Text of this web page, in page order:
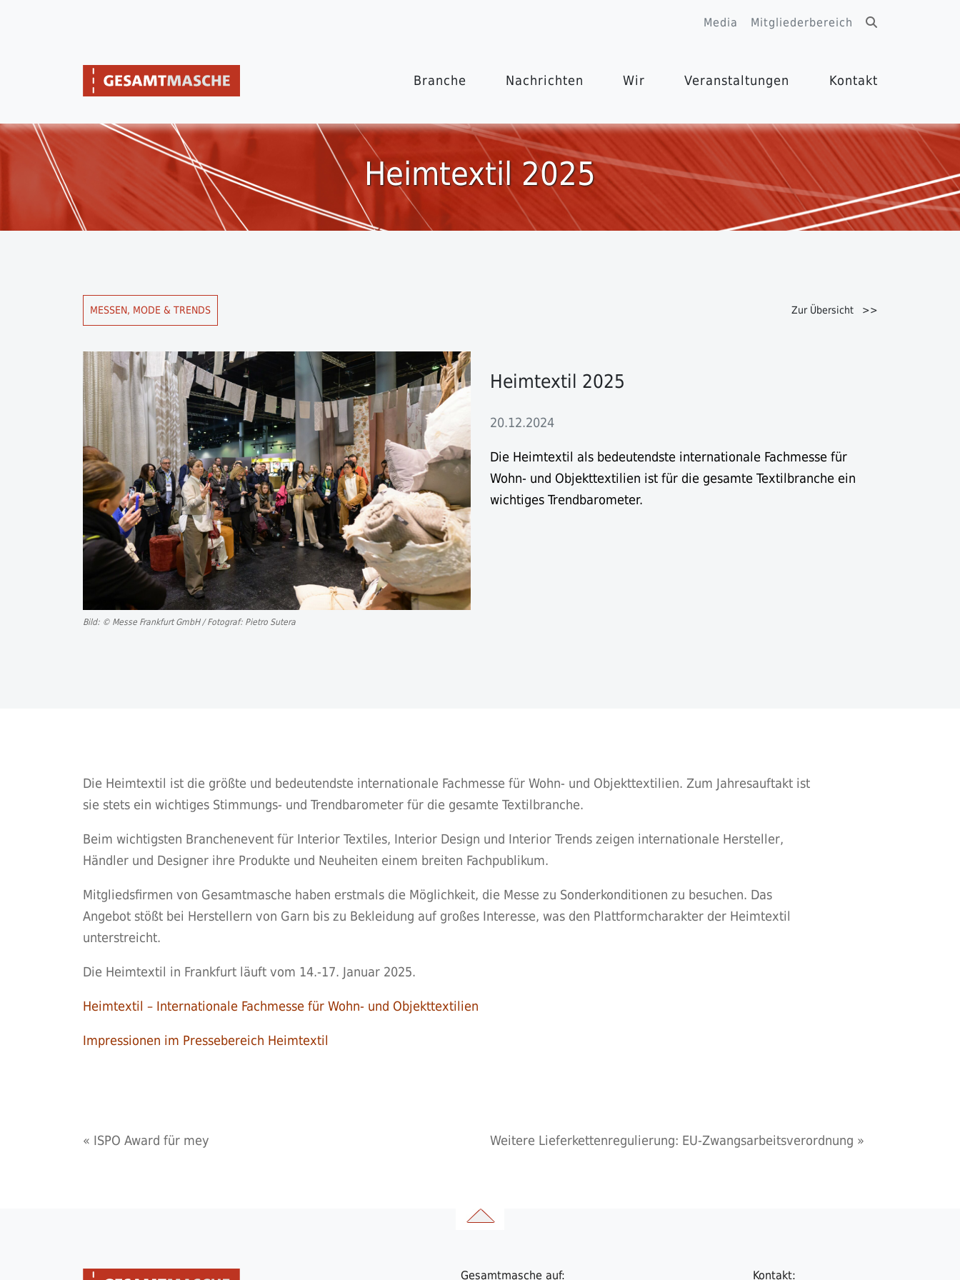
Media Mitgliederbereich
Branche Nachrichten Wir Veranstaltungen Kontakt
Heimtextil 2025
MESSEN, MODE & TRENDS Zur Übersicht >>
Bild: © Messe Frankfurt GmbH / Fotograf: Pietro Sutera
Heimtextil 2025
20.12.2024
Die Heimtextil als bedeutendste internationale Fachmesse für
Wohn- und Objekttextilien ist für die gesamte Textilbranche ein
wichtiges Trendbarometer.
Die Heimtextil ist die größte und bedeutendste internationale Fachmesse für Wohn- und Objekttextilien. Zum Jahresauftakt ist
sie stets ein wichtiges Stimmungs- und Trendbarometer für die gesamte Textilbranche.
Beim wichtigsten Branchenevent für Interior Textiles, Interior Design und Interior Trends zeigen internationale Hersteller,
Händler und Designer ihre Produkte und Neuheiten einem breiten Fachpublikum.
Mitgliedsfirmen von Gesamtmasche haben erstmals die Möglichkeit, die Messe zu Sonderkonditionen zu besuchen. Das
Angebot stößt bei Herstellern von Garn bis zu Bekleidung auf großes Interesse, was den Plattformcharakter der Heimtextil
unterstreicht.
Die Heimtextil in Frankfurt läuft vom 14.-17. Januar 2025.
Heimtextil – Internationale Fachmesse für Wohn- und Objekttextilien
Impressionen im Pressebereich Heimtextil
« ISPO Award für mey Weitere Lieferkettenregulierung: EU-Zwangsarbeitsverordnung »
Gesamtmasche auf: Kontakt: